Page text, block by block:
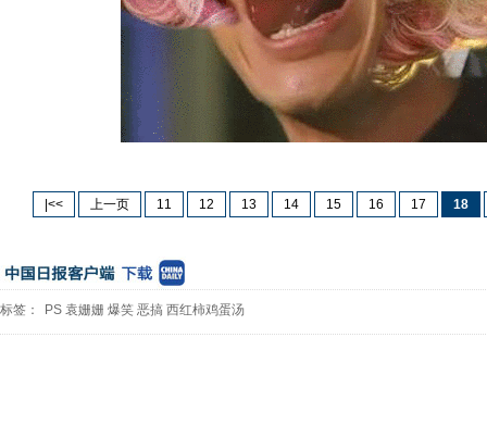
|<< 上一页 11 12 13 14 15 16 17 18
标签： PS 袁姗姗 爆笑 恶搞 西红柿鸡蛋汤